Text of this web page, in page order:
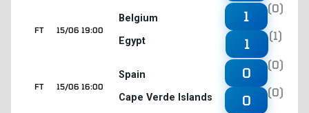
15/06 19:00
FT
Belgium
Egypt
1
(0)
1
(1)
15/06 16:00
FT
Spain
Cape Verde Islands
0
(0)
0
(0)